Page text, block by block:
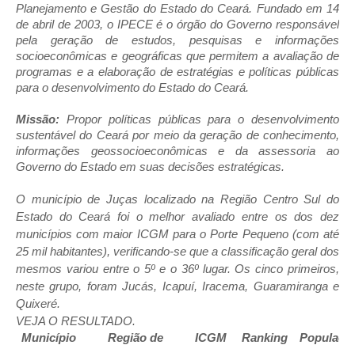
Planejamento e Gestão do Estado do Ceará. Fundado em 14
de abril de 2003, o IPECE é o órgão do Governo responsável
pela geração de estudos, pesquisas e informações
socioeconômicas e geográficas que permitem a avaliação de
programas e a elaboração de estratégias e políticas públicas
para o desenvolvimento do Estado do Ceará.
Missão: Propor políticas públicas para o desenvolvimento
sustentável do Ceará por meio da geração de conhecimento,
informações geossocioeconômicas e da assessoria ao
Governo do Estado em suas decisões estratégicas.
O município de Juças localizado na Região Centro Sul do
Estado do Ceará foi o melhor avaliado entre os dos dez
municípios com maior ICGM para o Porte Pequeno (com até
25 mil habitantes), verificando-se que a classificação geral dos
mesmos variou entre o 5º e o 36º lugar. Os cinco primeiros,
neste grupo, foram Jucás, Icapuí, Iracema, Guaramiranga e
Quixeré.
VEJA O RESULTADO.
Município
Região de
ICGM
Ranking